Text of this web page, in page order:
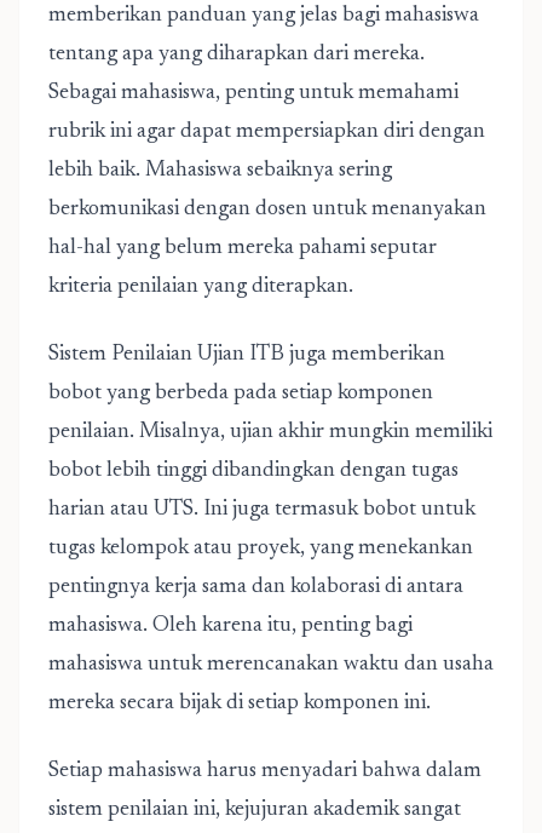
memberikan panduan yang jelas bagi mahasiswa
tentang apa yang diharapkan dari mereka.
Sebagai mahasiswa, penting untuk memahami
rubrik ini agar dapat mempersiapkan diri dengan
lebih baik. Mahasiswa sebaiknya sering
berkomunikasi dengan dosen untuk menanyakan
hal-hal yang belum mereka pahami seputar
kriteria penilaian yang diterapkan.
Sistem Penilaian Ujian ITB juga memberikan
bobot yang berbeda pada setiap komponen
penilaian. Misalnya, ujian akhir mungkin memiliki
bobot lebih tinggi dibandingkan dengan tugas
harian atau UTS. Ini juga termasuk bobot untuk
tugas kelompok atau proyek, yang menekankan
pentingnya kerja sama dan kolaborasi di antara
mahasiswa. Oleh karena itu, penting bagi
mahasiswa untuk merencanakan waktu dan usaha
mereka secara bijak di setiap komponen ini.
Setiap mahasiswa harus menyadari bahwa dalam
sistem penilaian ini, kejujuran akademik sangat